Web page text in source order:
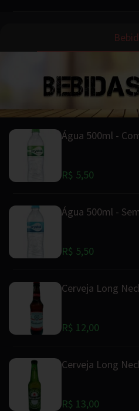
Água 500ml -
R$ 5,50
Água 500ml -
R$ 5,50
Cerveja Long
R$ 12,00
Cerveja Long
R$ 13,00